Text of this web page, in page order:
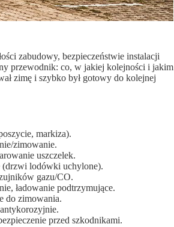
zabudowy, bezpieczeństwie instalacji
przewodnik: co, w jakiej kolejności i jakim
zimę i szybko był gotowy do kolejnej
markiza).
zimowanie.
uszczelek.
(drzwi lodówki uchylone).
gazu/CO.
ładowanie podtrzymujące.
do zimowania.
przed szkodnikami.